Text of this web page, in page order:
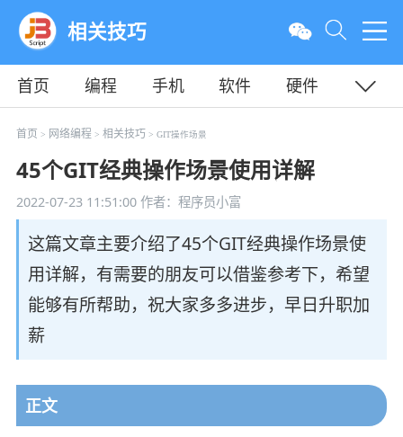
相关技巧
首页 编程 手机 软件
硬件
教程
平面 服务器
首页 > 网络编程 > 相关技巧 > GIT操作场景
45个GIT经典操作场景使用详解
2022-07-23 11:51:00作者：程序员小富
这篇文章主要介绍了45个GIT经典操作场景使
用详解，有需要的朋友可以借鉴参考下，希望
能够有所帮助，祝大家多多进步，早日升职加
薪
正文